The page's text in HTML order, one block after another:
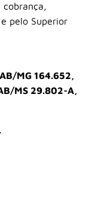
cobrança,
pelo Superior
MG 164.652,
MS 29.802-A,